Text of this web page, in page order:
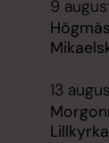
9
13
Lillkyrka